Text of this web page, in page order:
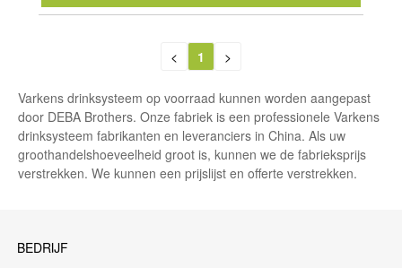
< 1 >
Varkens drinksysteem op voorraad kunnen worden aangepast
door DEBA Brothers. Onze fabriek is een professionele Varkens
drinksysteem fabrikanten en leveranciers in China. Als uw
groothandelshoeveelheid groot is, kunnen we de fabrieksprijs
verstrekken. We kunnen een prijslijst en offerte verstrekken.
BEDRIJF